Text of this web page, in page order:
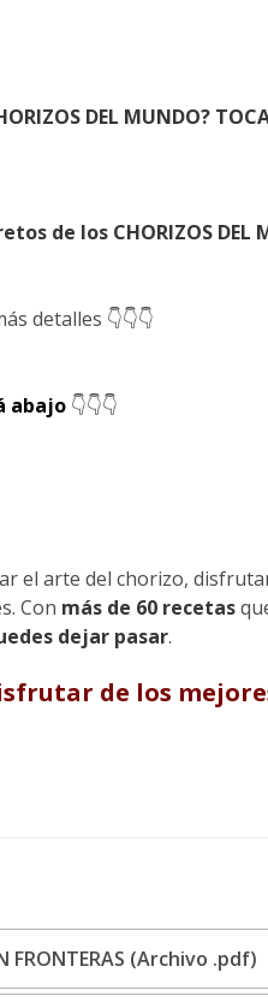
DEL MUNDO?
de los CHORIZOS DEL
detalles 👇👇👇
abajo 👇👇👇
el arte del chorizo,
Con más de 60 recetas
dejar pasar.
de los
FRONTERAS (Archivo .pdf)